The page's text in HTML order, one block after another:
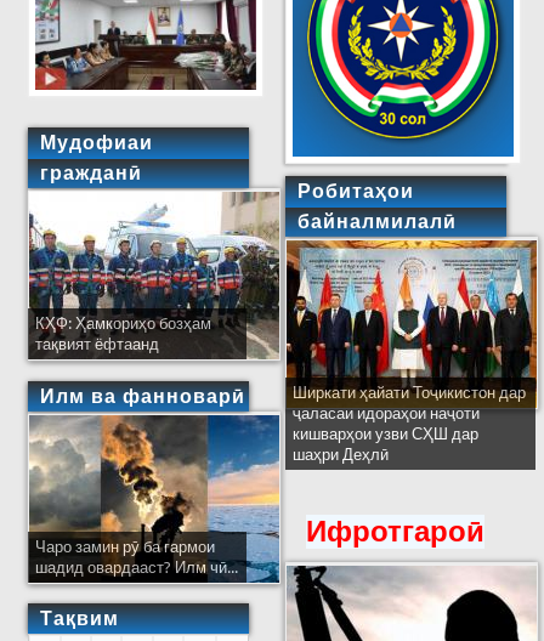
Мудофиаи
гражданӣ
КҲФ: Ҳамкориҳо бозҳам
тақвият ёфтаанд
Илм ва фанноварӣ
Чаро замин рӯ ба гармои
шадид овардааст? Илм чӣ...
Тақвим
Робитаҳои
байналмилалӣ
Ширкати ҳайати Тоҷикистон дар
ҷаласаи идораҳои наҷоти
кишварҳои узви СҲШ дар
шаҳри Деҳлӣ
Ифротгароӣ